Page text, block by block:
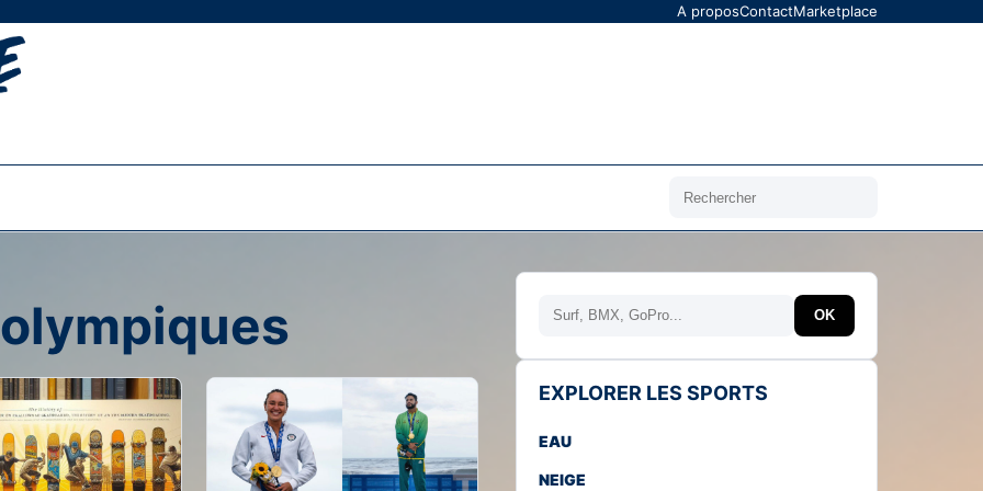
A proposContactMarketplace
Rechercher
Rechercher OK
EXPLORER LES SPORTS
EAU
NEIGE